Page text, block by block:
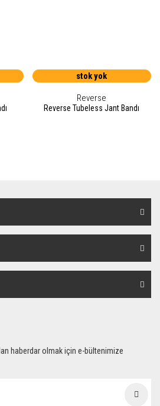
stok yok
Reverse
Reverse Tubeless Jant Bandı
haberdar olmak için e-bültenimize